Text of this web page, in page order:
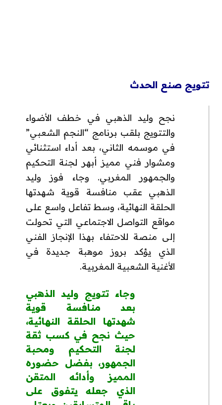
تتويج صنع الحدث
نجح وليد الذهبي في خطف الأضواء
والتتويج بلقب برنامج “النجم الشعبي”
في موسمه الثاني، بعد أداء استثنائي
ومشوار فني مميز أبهر لجنة التحكيم
والجمهور المغربي. وجاء فوز وليد
الذهبي عقب منافسة قوية شهدتها
الحلقة النهائية، وسط تفاعل واسع على
مواقع التواصل الاجتماعي التي تحولت
إلى منصة للاحتفاء بهذا الإنجاز الفني
الذي يؤكد بروز موهبة جديدة في
الأغنية الشعبية المغربية.
وجاء تتويج وليد الذهبي
بعد منافسة قوية
شهدتها الحلقة النهائية،
حيث نجح في كسب ثقة
لجنة التحكيم ومحبة
الجمهور، بفضل حضوره
المميز وأدائه المتقن
الذي جعله يتفوق على